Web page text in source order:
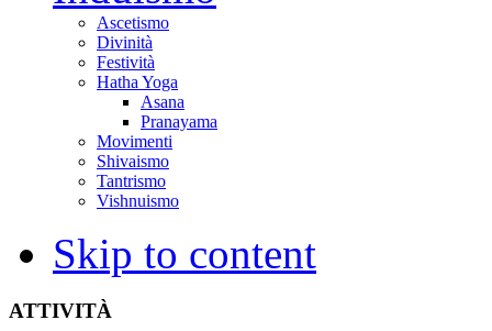
Ascetismo
Divinità
Festività
Hatha Yoga
Asana
Pranayama
Movimenti
Shivaismo
Tantrismo
Vishnuismo
Skip to content
ATTIVITÀ